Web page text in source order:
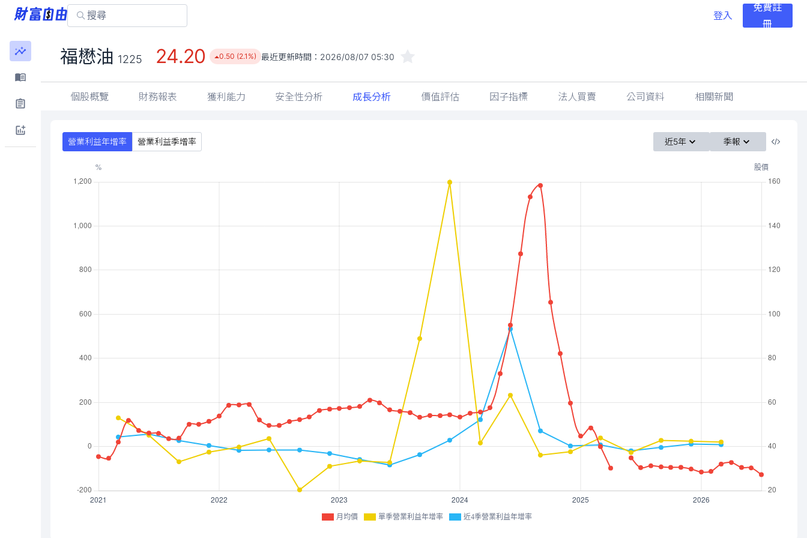
登入
免費註
冊
福懋油 1225 24.20 0.50 (2.1%) 最近更新時間： 2026/08/07 05:30
個股概覽 財務報表 獲利能力 安全性分析 成長分析 價值評估 因子指標 法人買賣 公司資料 相關新聞
營業利益年增率 營業利益季增率 近5年 季報
月均價 單季營業利益年增率 近4季營業利益年增率